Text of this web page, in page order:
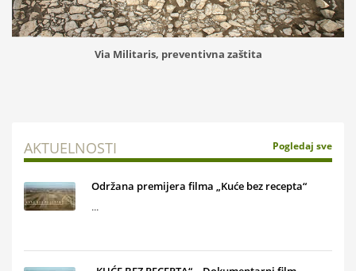
Via Militaris, preventivna zaštita
AKTUELNOSTI Pogledaj sve
Održana premijera filma „Kuće bez recepta“
...